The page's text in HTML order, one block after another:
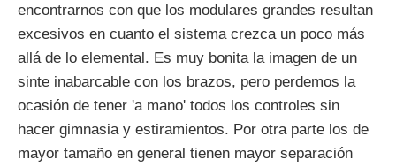
encontrarnos con que los modulares grandes resultan
excesivos en cuanto el sistema crezca un poco más
allá de lo elemental. Es muy bonita la imagen de un
sinte inabarcable con los brazos, pero perdemos la
ocasión de tener 'a mano' todos los controles sin
hacer gimnasia y estiramientos. Por otra parte los de
mayor tamaño en general tienen mayor separación